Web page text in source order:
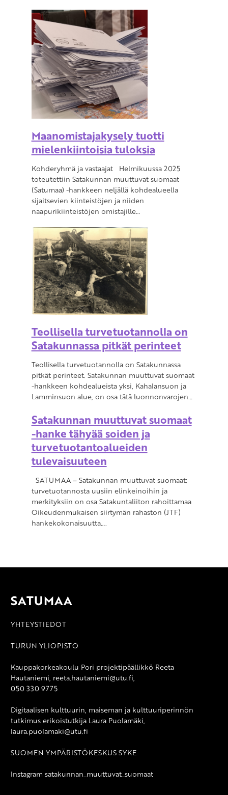
Maanomistajakysely tuotti
mielenkiintoisia tuloksia
Kohderyhmä ja vastaajat Helmikuussa 2025
toteutettiin Satakunnan muuttuvat suomaat
(Satumaa) -hankkeen neljällä kohdealueella
sijaitsevien kiinteistöjen ja niiden
naapurikiinteistöjen omistajille…
Teollisella turvetuotannolla on
Satakunnassa pitkät perinteet
Teollisella turvetuotannolla on Satakunnassa
pitkät perinteet. Satakunnan muuttuvat suomaat
-hankkeen kohdealueista yksi, Kahalansuon ja
Lamminsuon alue, on osa tätä luonnonvarojen…
Satakunnan muuttuvat suomaat
-hanke tähyää soiden ja
turvetuotantoalueiden
tulevaisuuteen
SATUMAA – Satakunnan muuttuvat suomaat:
turvetuotannosta uusiin elinkeinoihin ja
merkityksiin on osa Satakuntaliiton rahoittamaa
Oikeudenmukaisen siirtymän rahaston (JTF)
hankekokonaisuutta….
SATUMAA
YHTEYSTIEDOT
TURUN YLIOPISTO
Kauppakorkeakoulu Pori projektipäällikkö Reeta
Hautaniemi, reeta.hautaniemi@utu.fi,
050 330 9775
Digitaalisen kulttuurin, maiseman ja kulttuuriperinnön
tutkimus erikoistutkija Laura Puolamäki,
laura.puolamaki@utu.fi
SUOMEN YMPÄRISTÖKESKUS SYKE
Instagram satakunnan_muuttuvat_suomaat